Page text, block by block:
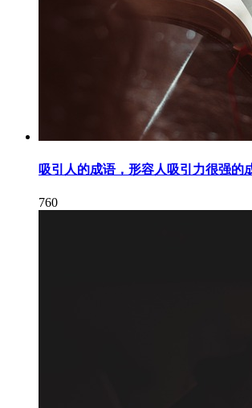
吸引人的成语，形容人吸引力很强的
760